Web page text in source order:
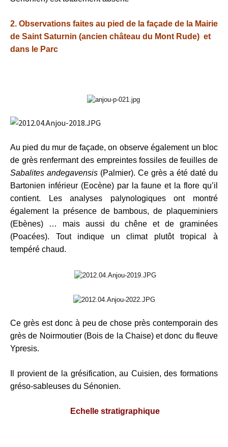
2. Observations faites au pied de la façade de la Mairie
de Saint Saturnin (ancien château du Mont Rude) et
dans le Parc
Au pied du mur de façade, on observe également un bloc
de grès renfermant des empreintes fossiles de feuilles de
Sabalites andegavensis (Palmier). Ce grès a été daté du
Bartonien inférieur (Eocène) par la faune et la flore qu’il
contient. Les analyses palynologiques ont montré
également la présence de bambous, de plaqueminiers
(Ebènes) … mais aussi du chêne et de graminées
(Poacées). Tout indique un climat plutôt tropical à
tempéré chaud.
Ce grès est donc à peu de chose près contemporain des
grès de Noirmoutier (Bois de la Chaise) et donc du fleuve
Ypresis.
Il provient de la grésification, au Cuisien, des formations
gréso-sableuses du Sénonien.
Echelle stratigraphique